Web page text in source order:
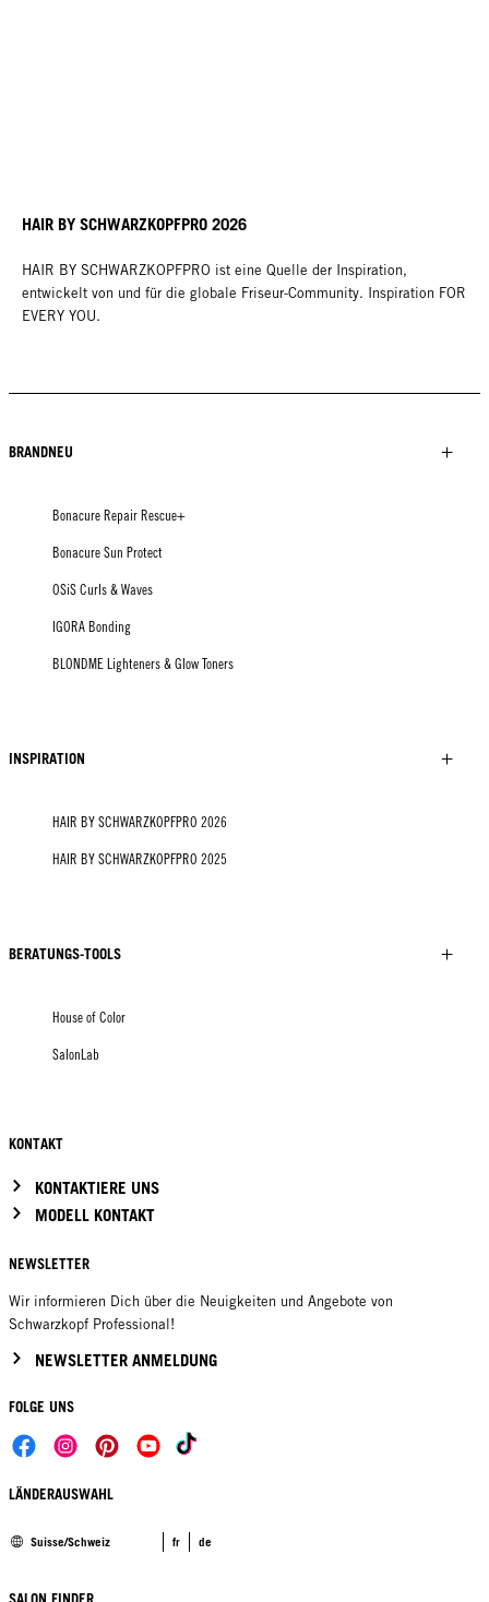
HAIR BY SCHWARZKOPFPRO 2026
HAIR BY SCHWARZKOPFPRO ist eine Quelle der Inspiration,
entwickelt von und für die globale Friseur-Community. Inspiration FOR
EVERY YOU.
BRANDNEU
Bonacure Repair Rescue+
Bonacure Sun Protect
OSiS Curls & Waves
IGORA Bonding
BLONDME Lighteners & Glow Toners
INSPIRATION
HAIR BY SCHWARZKOPFPRO 2026
HAIR BY SCHWARZKOPFPRO 2025
BERATUNGS-TOOLS
House of Color
SalonLab
KONTAKT
KONTAKTIERE UNS
MODELL KONTAKT
NEWSLETTER
Wir informieren Dich über die Neuigkeiten und Angebote von
Schwarzkopf Professional!
NEWSLETTER ANMELDUNG
FOLGE UNS
LÄNDERAUSWAHL
Suisse/Schweiz fr de